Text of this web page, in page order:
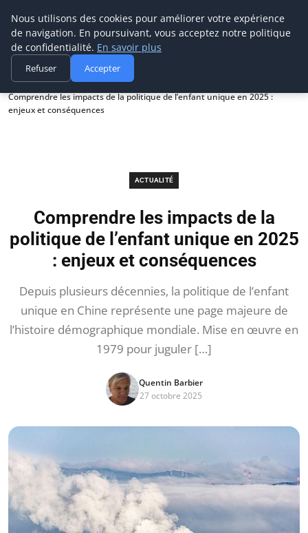
Prospection Pro
Accueil
Actualité
Comprendre les impacts de la politique de l’enfant unique en 2025 :
enjeux et conséquences
ACTUALITÉ
Comprendre les impacts de la
politique de l’enfant unique en 2025
: enjeux et conséquences
Depuis plusieurs décennies, la politique de l’enfant
unique en Chine représente une page majeure de
l’histoire démographique mondiale. Mise en œuvre en
1979 pour juguler […]
Quentin Barbier
27 octobre 2025
Nous utilisons des cookies pour améliorer votre expérience
de navigation. En poursuivant, vous acceptez notre politique
de confidentialité. En savoir plus
Refuser Accepter